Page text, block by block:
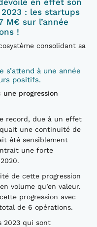
en effet son
: les startups
M€ sur l’année
!
consolidant sa
s’attend à une année
positifs.
une progression
record, due à un effet
une continuité de
été sensiblement
une forte
de cette progression
volume qu’en valeur.
progression avec
de 6 opérations.
2023 qui sont